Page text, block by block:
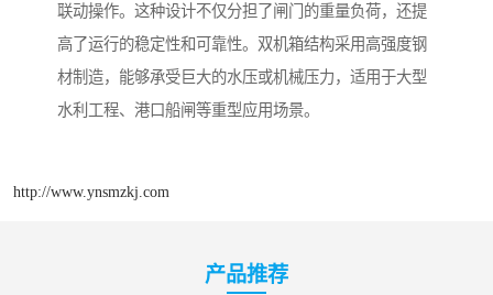
联动操作。这种设计不仅分担了闸门的重量负荷，还提
高了运行的稳定性和可靠性。双机箱结构采用高强度钢
材制造，能够承受巨大的水压或机械压力，适用于大型
水利工程、港口船闸等重型应用场景。
http://www.ynsmzkj.com
产品推荐